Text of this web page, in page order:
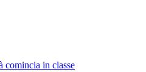
comincia in classe